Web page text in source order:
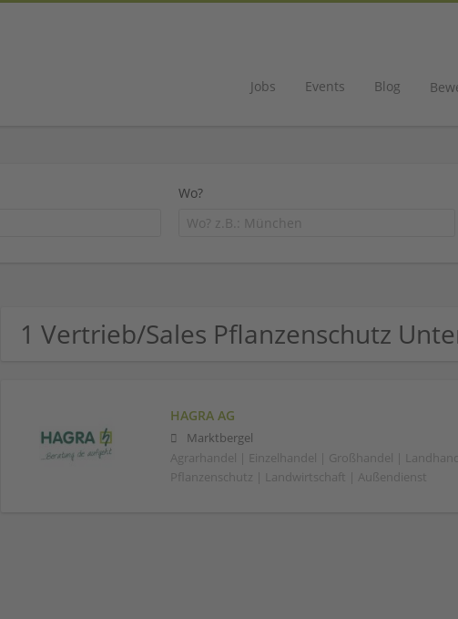
Jobs Events Blog
Wo?
1 Vertrieb/Sales Pflanzenschutz
HAGRA AG
Marktbergel
Agrarhandel | Einzelhandel | Großhandel |
Pflanzenschutz | Landwirtschaft | Außendienst